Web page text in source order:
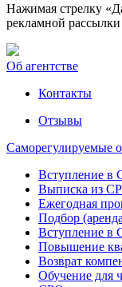
Нажимая стрелку
рекламной
Об агентстве
Контакты
Отзывы
Саморегулируемые
Вступление в
Выписка из
Ежегодная
Подбор
Вступление
Повышение
Возврат
Обучение для